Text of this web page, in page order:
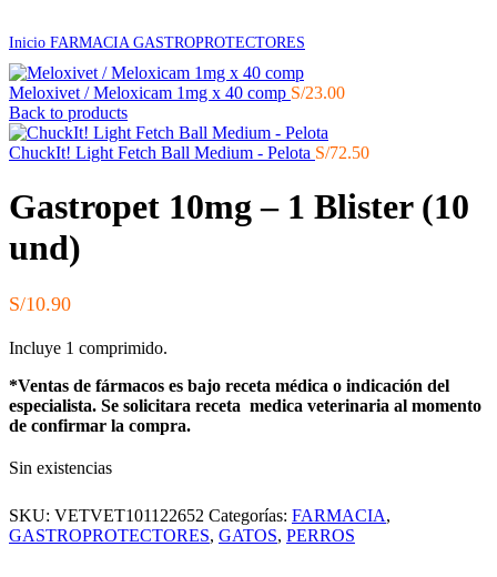
Inicio FARMACIA GASTROPROTECTORES
Meloxivet / Meloxicam 1mg x 40 comp S/23.00
Back to products
ChuckIt! Light Fetch Ball Medium - Pelota S/72.50
Gastropet 10mg – 1 Blister (10
und)
S/10.90
Incluye 1 comprimido.
*Ventas de fármacos es bajo receta médica o indicación del
especialista. Se solicitara receta medica veterinaria al momento
de confirmar la compra.
Sin existencias
SKU: VETVET101122652 Categorías: FARMACIA,
GASTROPROTECTORES, GATOS, PERROS